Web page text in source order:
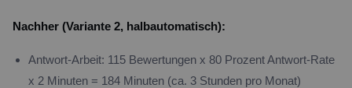
Nachher (Variante 2, halbautomatisch):
Antwort-Arbeit: 115 Bewertungen x 80 Prozent Antwort-Rate
x 2 Minuten = 184 Minuten (ca. 3 Stunden pro Monat)